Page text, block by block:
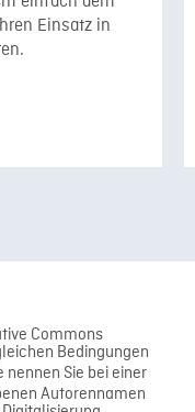
Einsatz in
Commons
Bedingungen
nennen Sie bei einer
Autorennamen